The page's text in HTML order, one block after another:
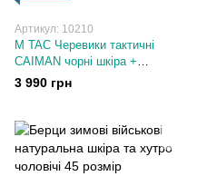
Артикул: 10210
M TAC Черевики тактичні
CAIMAN чорні шкіра +
мембрана. М ТАК берці
ВОЛОГОСТІЙКІ 38-47 розміри
3 990 грн